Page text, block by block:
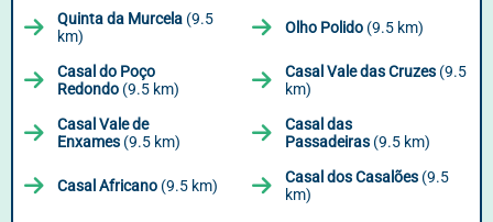
Quinta da Murcela (9.5
km)
Olho Polido (9.5 km)
Casal do Poço
Redondo (9.5 km)
Casal Vale das Cruzes (9.5
km)
Casal Vale de
Enxames (9.5 km)
Casal das
Passadeiras (9.5 km)
Casal Africano (9.5 km) Casal dos Casalões (9.5
km)